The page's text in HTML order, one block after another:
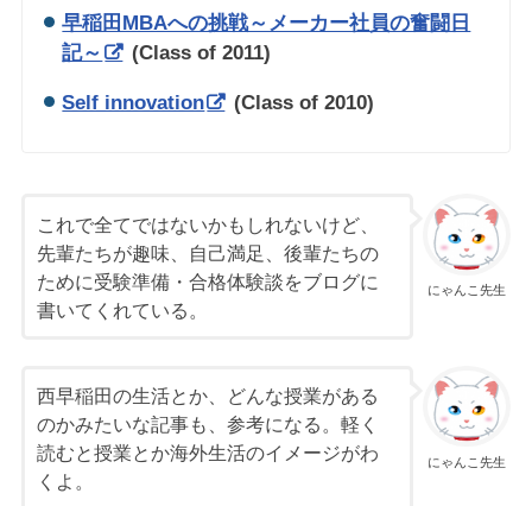
早稲田MBAへの挑戦～メーカー社員の奮闘日
記～
(Class of 2011)
Self innovation (Class of 2010)
にゃんこ先生
これで全てではないかもしれないけど、
先輩たちが趣味、自己満足、後輩たちの
ために受験準備・合格体験談をブログに
書いてくれている。
にゃんこ先生
西早稲田の生活とか、どんな授業がある
のかみたいな記事も、参考になる。軽く
読むと授業とか海外生活のイメージがわ
くよ。